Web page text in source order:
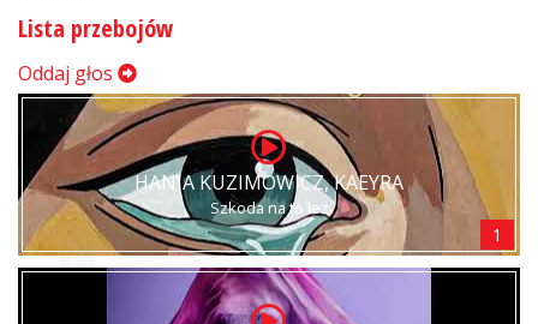
Lista przebojów
Oddaj głos
HANIA KUZIMOWICZ, KAEYRA
Szkoda na to łez
1